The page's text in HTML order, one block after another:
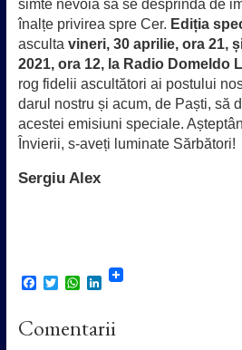
simte nevoia să se desprindă de
înalțe privirea spre Cer. Ediția
ascultavineri, 30 aprilie, ora 21,
2021, ora 12, la Radio Domeldo
rog fidelii ascultători ai postului
darul nostru și acum, de Paști, să
acestei emisiuni speciale.
Învierii, s-aveți luminate Sărbători!
Sergiu Alex
F
e
b
T
t
t
W
t
s
L
k
e
Comentarii